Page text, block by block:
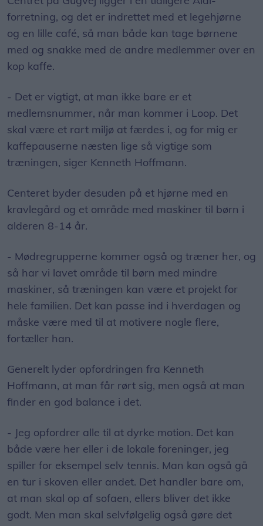
forretning, og det er indrettet med et legehjørne
og en lille café, så man både kan tage børnene
med og snakke med de andre medlemmer over en
kop kaffe.
- Det er vigtigt, at man ikke bare er et
medlemsnummer, når man kommer i Loop. Det
skal være et rart miljø at færdes i, og for mig er
kaffepauserne næsten lige så vigtige som
træningen, siger Kenneth Hoffmann.
Centeret byder desuden på et hjørne med en
kravlegård og et område med maskiner til børn i
alderen 8-14 år.
- Mødregrupperne kommer også og træner her, og
så har vi lavet område til børn med mindre
maskiner, så træningen kan være et projekt for
hele familien. Det kan passe ind i hverdagen og
måske være med til at motivere nogle flere,
fortæller han.
Generelt lyder opfordringen fra Kenneth
Hoffmann, at man får rørt sig, men også at man
finder en god balance i det.
- Jeg opfordrer alle til at dyrke motion. Det kan
både være her eller i de lokale foreninger, jeg
spiller for eksempel selv tennis. Man kan også gå
en tur i skoven eller andet. Det handler bare om,
at man skal op af sofaen, ellers bliver det ikke
godt. Men man skal selvfølgelig også gøre det